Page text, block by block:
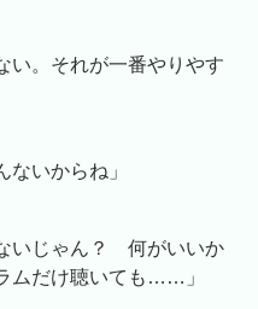
い。それが一番やりやす
ないからね」
いじゃん？ 何がいいか
ムだけ聴いても……」